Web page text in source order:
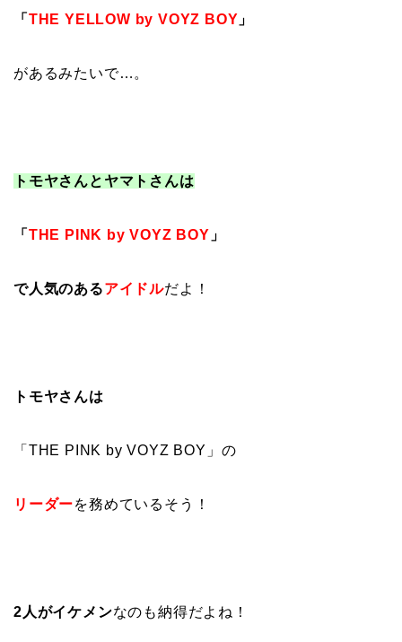
「 THE YELLOW by VOYZ BOY 」
があるみたいで…。
トモヤさんとヤマトさんは
「 THE PINK by VOYZ BOY 」
で人気のあるアイドルだよ！
トモヤさんは
「THE PINK by VOYZ BOY」の
リーダーを務めているそう！
2人がイケメンなのも納得だよね！